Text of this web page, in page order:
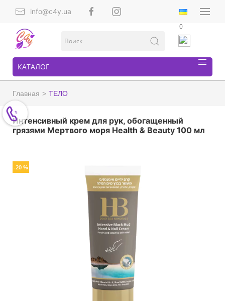
info@c4y.ua
0
КАТАЛОГ
Главная ТЕЛО
Интенсивный крем для рук, обогащенный
грязями Мертвого моря Health & Beauty 100 мл
-20 %